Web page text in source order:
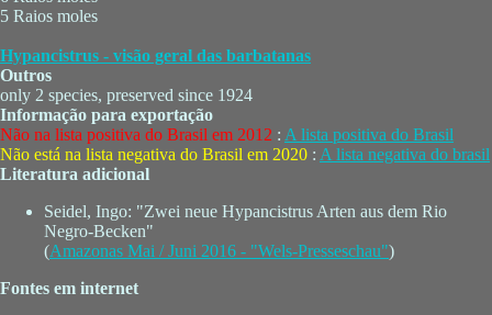
5 Raios moles
Hypancistrus - visão geral das barbatanas
Outros
only 2 species, preserved since 1924
Informação para exportação
Não na lista positiva do Brasil em 2012 : A lista positiva do Brasil
Não está na lista negativa do Brasil em 2020 : A lista negativa do brasil
Literatura adicional
Seidel, Ingo: "Zwei neue Hypancistrus Arten aus dem Rio
Negro-Becken"
(Amazonas Mai / Juni 2016 - "Wels-Presseschau")
Fontes em internet